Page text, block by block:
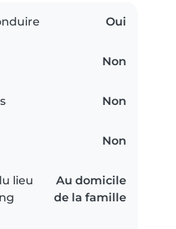
Oui
Non
Non
Non
lieu
Au domicile
de la famille